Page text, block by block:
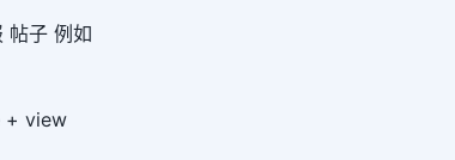
帖子 例如
+ view